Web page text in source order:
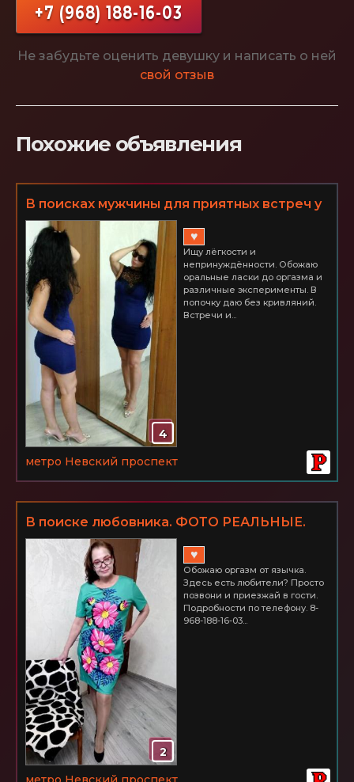
+7 (968) 188-16-03
Не забудьте оценить девушку и написать о ней
свой отзыв
Похожие объявления
В поисках мужчины для приятных встреч у
меня дома. Невский р-н
4
♥
Ищу лёгкости и
непринуждённости. Обожаю
оральные ласки до оргазма и
различные эксперименты. В
попочку даю без кривляний.
Встречи и...
метро Невский проспект
В поиске любовника. ФОТО РЕАЛЬНЫЕ.
Невский р-н.
2
♥
Обожаю оргазм от язычка.
Здесь есть любители? Просто
позвони и приезжай в гости.
Подробности по телефону. 8-
968-188-16-03...